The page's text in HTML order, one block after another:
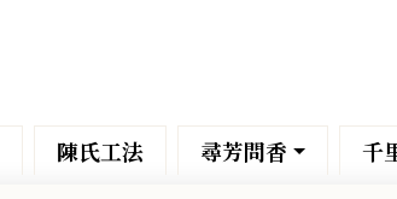
陳氏工法 尋芳問香 千